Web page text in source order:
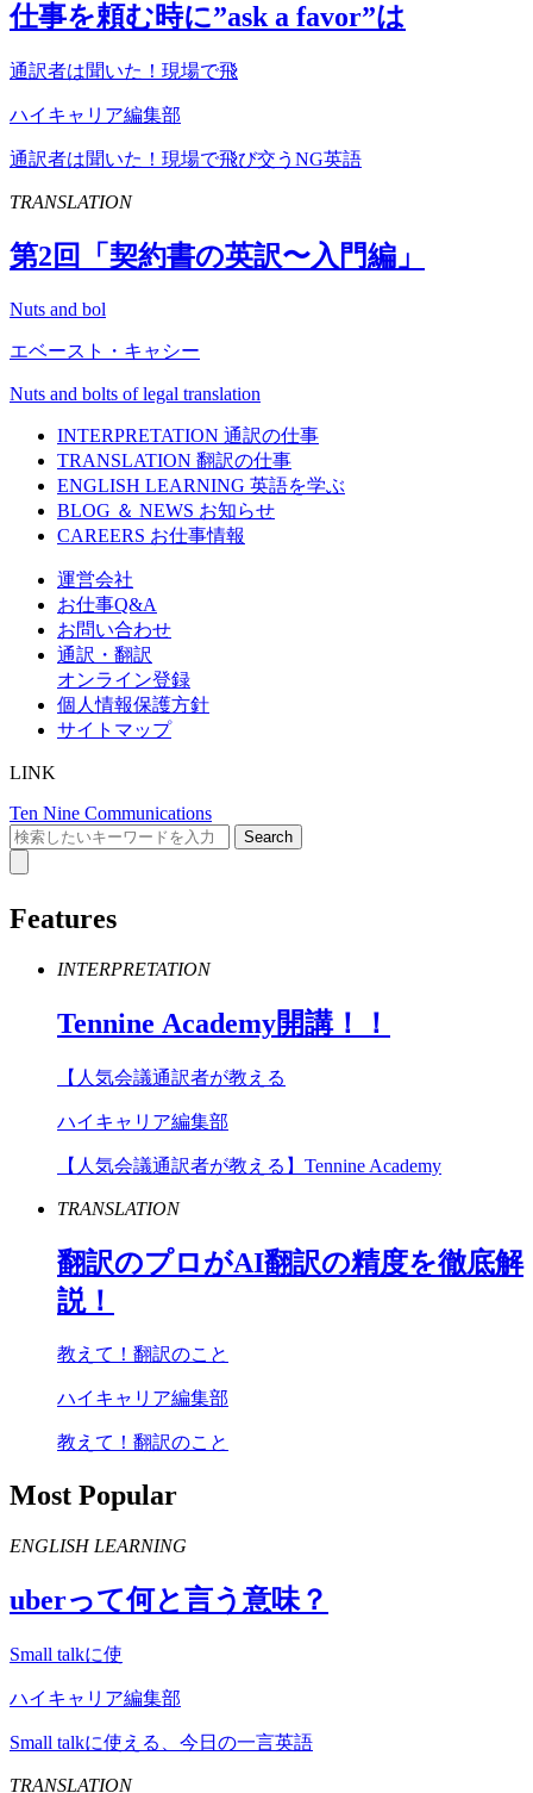
仕事を頼む時に”ask a favor”は
通訳者は聞いた！現場で飛
ハイキャリア編集部
通訳者は聞いた！現場で飛び交うNG英語
TRANSLATION
第2回「契約書の英訳〜入門編」
Nuts and bol
エベースト・キャシー
Nuts and bolts of legal translation
INTERPRETATION 通訳の仕事
TRANSLATION 翻訳の仕事
ENGLISH LEARNING 英語を学ぶ
BLOG ＆ NEWS お知らせ
CAREERS お仕事情報
運営会社
お仕事Q&A
お問い合わせ
通訳・翻訳
オンライン登録
個人情報保護方針
サイトマップ
LINK
Ten Nine Communications
Features
INTERPRETATION
Tennine Academy開講！！
【人気会議通訳者が教える
ハイキャリア編集部
【人気会議通訳者が教える】Tennine Academy
TRANSLATION
翻訳のプロがAI翻訳の精度を徹底解
説！
教えて！翻訳のこと
ハイキャリア編集部
教えて！翻訳のこと
Most Popular
ENGLISH LEARNING
uberって何と言う意味？
Small talkに使
ハイキャリア編集部
Small talkに使える、今日の一言英語
TRANSLATION